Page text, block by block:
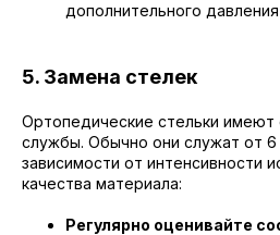
дополнительного
5. Замена стелек
Ортопедические стельки
службы. Обычно они служат от
зависимости от интенсивности
качества материала:
Регулярно оценивайте